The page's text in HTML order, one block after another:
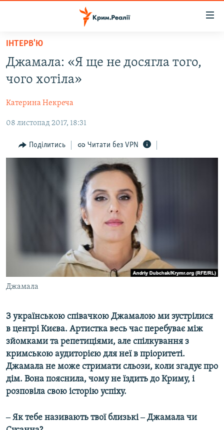
Перейти
основного
матеріалу
до
навігації
Перейти
ВОДА.КРИМ
ПОЛІТИКА
БЛОГИ
ПОГЛЯД
СВІДЧЕННЯ ОКУПАЦІЇ
УКРАЇНСЬКА ПРОБЛЕМА КРИМУ
ІНФОГРАФІКА
ЯК ОБІЙТИ БЛОКУВАННЯ
Qırımtatar
ДОЛУЧАЙСЯ!
Усі сайти RFE/RL
ІНТЕРВ'Ю
Джамала: «Я ще не досягла того,
чого хотіла»
Катерина Некреча
08 листопад 2017, 18:31
Поділитись Читати без VPN
Джамала
З українською співачкою Джамалою ми зустрілися
в центрі Києва. Артистка весь час перебуває між
зйомками та репетиціями, але спілкування з
кримською аудиторією для неї в пріоритеті.
Джамала не може стримати сльози, коли згадує про
дім. Вона пояснила, чому не їздить до Криму, і
розповіла свою історію успіху.
‒ Як тебе називають твої близькі ‒ Джамала чи